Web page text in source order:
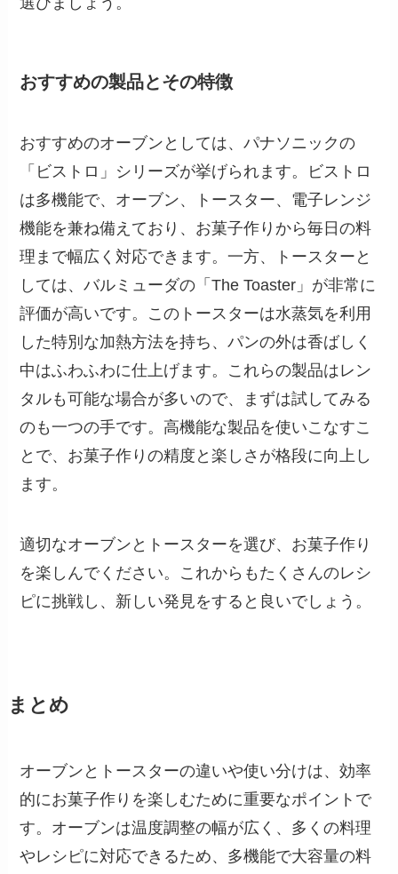
おすすめの製品とその特徴
おすすめのオーブンとしては、パナソニックの
「ビストロ」シリーズが挙げられます。ビストロ
は多機能で、オーブン、トースター、電子レンジ
機能を兼ね備えており、お菓子作りから毎日の料
理まで幅広く対応できます。一方、トースターと
しては、バルミューダの「The Toaster」が非常に
評価が高いです。このトースターは水蒸気を利用
した特別な加熱方法を持ち、パンの外は香ばしく
中はふわふわに仕上げます。これらの製品はレン
タルも可能な場合が多いので、まずは試してみる
のも一つの手です。高機能な製品を使いこなすこ
とで、お菓子作りの精度と楽しさが格段に向上し
ます。
適切なオーブンとトースターを選び、お菓子作り
を楽しんでください。これからもたくさんのレシ
ピに挑戦し、新しい発見をすると良いでしょう。
まとめ
オーブンとトースターの違いや使い分けは、効率
的にお菓子作りを楽しむために重要なポイントで
す。オーブンは温度調整の幅が広く、多くの料理
やレシピに対応できるため、多機能で大容量の料